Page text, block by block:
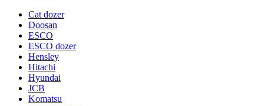
Cat dozer
Doosan
ESCO
ESCO dozer
Hensley
Hitachi
Hyundai
JCB
Komatsu